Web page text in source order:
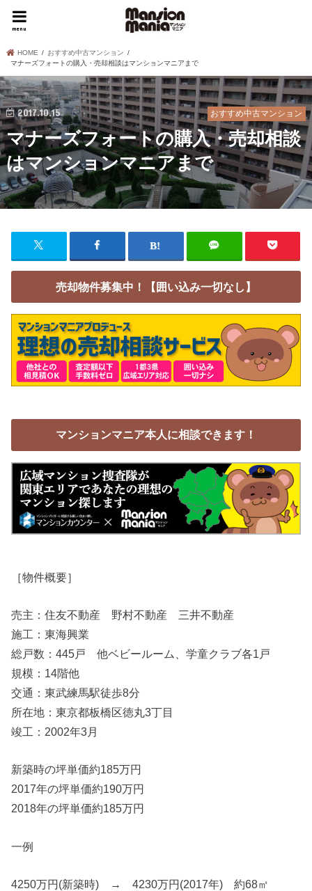
menu
HOME
おすすめ中古マンション
マナーズフォートの購入・売却相談はマンションマニアまで
おすすめ中古マンション
2017.10.15
マナーズフォートの購入・売却相談
はマンションマニアまで
売却物件募集中！【囲い込み一切なし】
マンションマニア本人に相談できます！
［物件概要］
売主：住友不動産 野村不動産 三井不動産
施工：東海興業
総戸数：445戸 他ベビールーム、学童クラブ各1戸
規模：14階他
交通：東武練馬駅徒歩8分
所在地：東京都板橋区徳丸3丁目
竣工：2002年3月
新築時の坪単価約185万円
2017年の坪単価約190万円
2018年の坪単価約185万円
一例
4250万円(新築時) → 4230万円(2017年) 約68㎡